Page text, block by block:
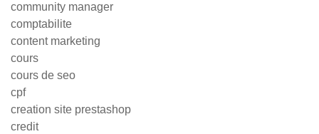
community manager
comptabilite
content marketing
cours
cours de seo
cpf
creation site prestashop
credit